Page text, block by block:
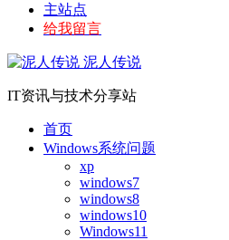
主站点
给我留言
泥人传说
IT资讯与技术分享站
首页
Windows系统问题
xp
windows7
windows8
windows10
Windows11